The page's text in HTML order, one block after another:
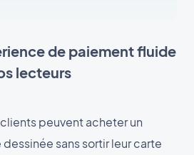
de paiement fluide
lecteurs
peuvent acheter un
sans sortir leur carte